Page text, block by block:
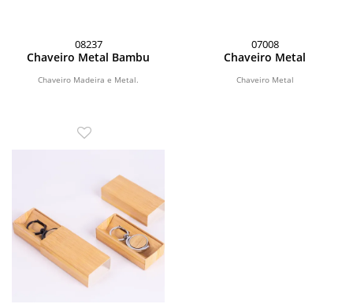
08237
Chaveiro Metal Bambu
Chaveiro Madeira e Metal.
07008
Chaveiro Metal
Chaveiro Metal